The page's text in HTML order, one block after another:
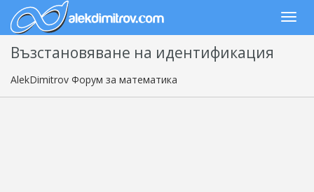
Възстановяване на идентификация
AlekDimitrov Форум за математика